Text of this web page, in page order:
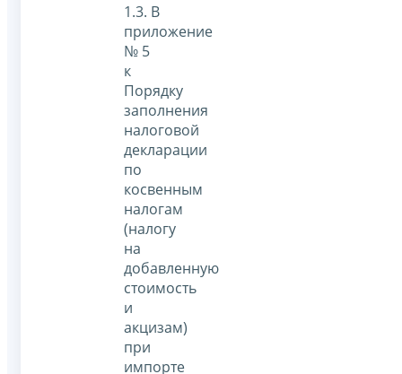
1.3. В
приложение
№ 5
к
Порядку
заполнения
налоговой
декларации
по
косвенным
налогам
(налогу
на
добавленную
стоимость
и
акцизам)
при
импорте